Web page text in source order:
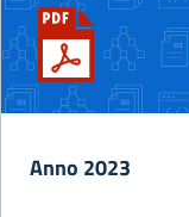
Anno 2023